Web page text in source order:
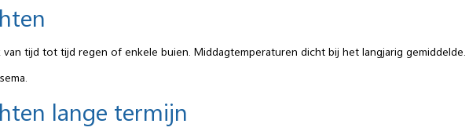
tijd tot tijd regen of enkele buien. Middagtemperaturen dicht bij het langjarig gemiddelde.
lange termijn